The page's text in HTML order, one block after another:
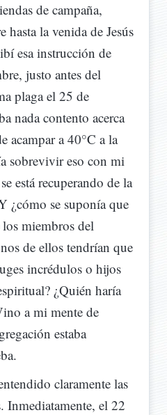
de campaña,
hasta la venida de Jesús
esa instrucción de
justo antes del
plaga el 25 de
nada contento acerca
acampar a 40°C a la
sobrevivir eso con mi
está recuperando de la
¿cómo se suponía que
miembros del
de ellos tendrían que
incrédulos o hijos
¿Quién haría
a mi mente de
estaba
claramente las
Inmediatamente, el 22